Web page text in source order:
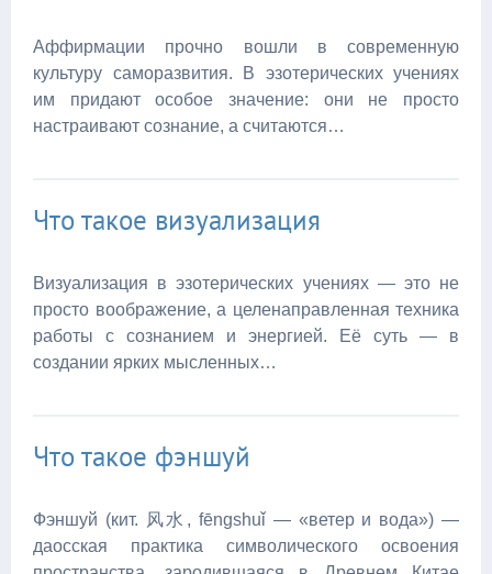
Аффирмации прочно вошли в современную
культуру саморазвития. В эзотерических учениях
им придают особое значение: они не просто
настраивают сознание, а считаются…
Что такое визуализация
Визуализация в эзотерических учениях — это не
просто воображение, а целенаправленная техника
работы с сознанием и энергией. Её суть — в
создании ярких мысленных…
Что такое фэншуй
Фэншуй (кит. 风水, fēngshuǐ — «ветер и вода») —
даосская практика символического освоения